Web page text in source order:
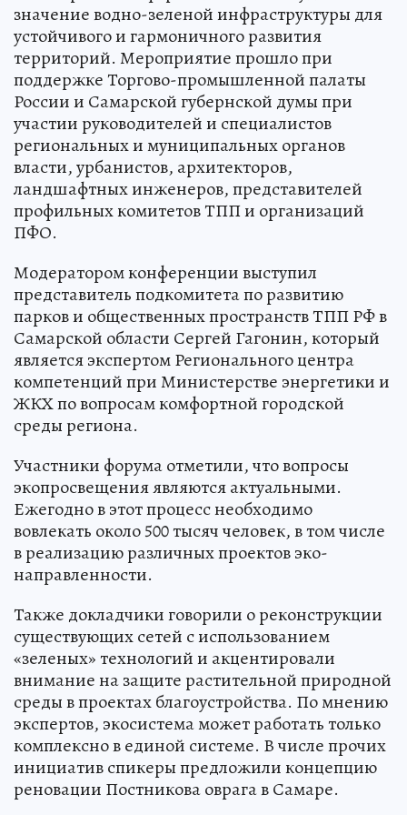
значение водно-зеленой инфраструктуры для
устойчивого и гармоничного развития
территорий. Мероприятие прошло при
поддержке Торгово-промышленной палаты
России и Самарской губернской думы при
участии руководителей и специалистов
региональных и муниципальных органов
власти, урбанистов, архитекторов,
ландшафтных инженеров, представителей
профильных комитетов ТПП и организаций
ПФО.
Модератором конференции выступил
представитель подкомитета по развитию
парков и общественных пространств ТПП РФ в
Самарской области Сергей Гагонин, который
является экспертом Регионального центра
компетенций при Министерстве энергетики и
ЖКХ по вопросам комфортной городской
среды региона.
Участники форума отметили, что вопросы
экопросвещения являются актуальными.
Ежегодно в этот процесс необходимо
вовлекать около 500 тысяч человек, в том числе
в реализацию различных проектов эко-
направленности.
Также докладчики говорили о реконструкции
существующих сетей с использованием
«зеленых» технологий и акцентировали
внимание на защите растительной природной
среды в проектах благоустройства. По мнению
экспертов, экосистема может работать только
комплексно в единой системе. В числе прочих
инициатив спикеры предложили концепцию
реновации Постникова оврага в Самаре.